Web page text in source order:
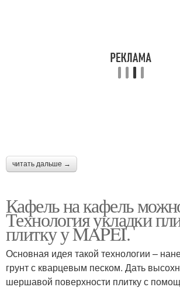
читать дальше →
Кафель на кафель
Технология укладки
плитку у MAPEI.
Основная идея такой технологии –
грунт с кварцевым песком. Дать
шершавой поверхности плитку с